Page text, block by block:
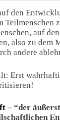
den
Teilmenschen
auf
also zu dem
andere
Erst
– “der